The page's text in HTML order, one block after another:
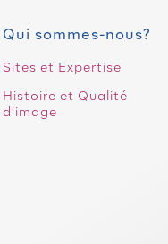
Qui sommes-nous?
Sites et Expertise
Histoire et Qualité
d’image